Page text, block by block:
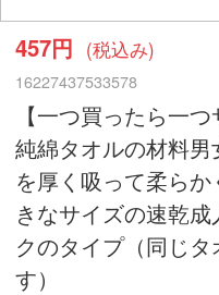
457円 (税込み)
16227437533578
【一つ買ったら一
純綿タオルの材料
を厚く吸って柔ら
きなサイズの速乾
クのタイプ（同じ
す）